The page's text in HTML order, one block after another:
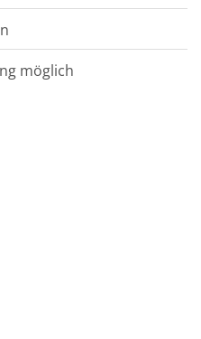
möglich